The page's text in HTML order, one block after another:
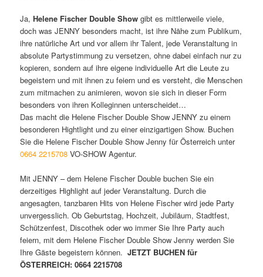
Ja,Helene Fischer Double Showgibt es mittlerweile viele,
doch was JENNY besonders macht, ist ihre Nähe zum Publikum,
ihre natürliche Art und vor allem ihr Talent, jede Veranstaltung in
absolute Partystimmung zu versetzen, ohne dabei einfach nur zu
kopieren, sondern auf ihre eigene individuelle Art die Leute zu
begeistern und mit ihnen zu feiern und es versteht, die Menschen
zum mitmachen zu animieren, wovon sie sich in dieser Form
besonders von ihren Kolleginnen unterscheidet…
Das macht die Helene Fischer Double Show JENNY zu einem
besonderen Hightlight und zu einer einzigartigen Show. Buchen
Sie die Helene Fischer Double Show Jenny für Österreich unter
06642215708 VO-SHOW Agentur.
Mit JENNY – dem Helene Fischer Double buchen Sie ein
derzeitiges Highlight auf jeder Veranstaltung. Durch die
angesagten, tanzbaren Hits von Helene Fischer wird jede Party
unvergesslich. Ob Geburtstag, Hochzeit, Jubiläum, Stadtfest,
Schützenfest, Discothek oder wo immer Sie Ihre Party auch
feiern, mit dem Helene Fischer Double Show Jenny werden Sie
Ihre Gäste begeistern können. JETZT BUCHEN für
ÖSTERREICH: 0664 2215708